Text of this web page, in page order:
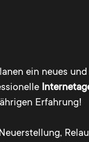
ein neues
Erfahrung!
Neuerstellung,